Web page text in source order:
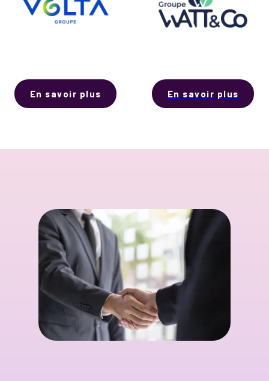
En savoir plus En savoir plus